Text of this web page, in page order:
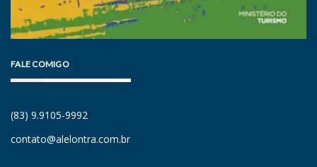
FALE COMIGO
(83) 9.9105-9992
contato@alelontra.com.br